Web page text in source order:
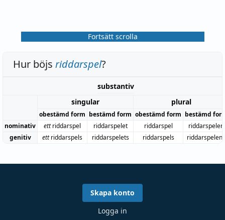
Fortsätt scrolla
Hur böjs riddarspel?
substantiv
singular
plural
obestämd form bestämd form obestämd form bestämd
nominativ
ettriddarspel riddarspelet riddarspel
riddarspelen
genitiv
ettriddarspels riddarspelets riddarspels riddarspelens
Skapa konto
Logga in